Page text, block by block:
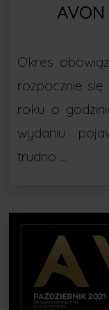
Okres
rozpocznie się
roku o
wydaniu
trudno …